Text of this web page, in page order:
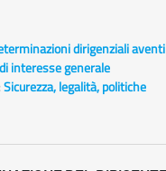
dirigenziali aventi
interesse generale
Sicurezza, legalità, politiche